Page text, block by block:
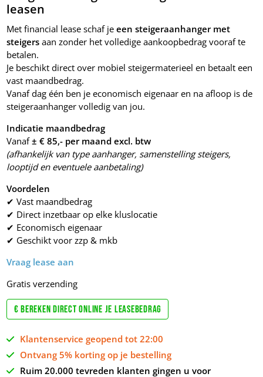
leasen
Met financial lease schaf jeeen steigeraanhanger met
steigers aan zonder het volledige aankoopbedrag vooraf te
betalen.
Je beschikt direct over mobiel steigermaterieel en betaalt een
vast maandbedrag.
Vanaf dag één ben je economisch eigenaar en na afloop is de
steigeraanhanger volledig van jou.
Indicatie maandbedrag
Vanaf± € 85,- per maand excl. btw
(afhankelijk van type aanhanger, samenstelling steigers,
looptijd en eventuele aanbetaling)
Voordelen
✔ Vast maandbedrag
✔ Direct inzetbaar op elke kluslocatie
✔ Economisch eigenaar
✔ Geschikt voor zzp & mkb
Vraag lease aan
Gratis verzending
€ Bereken direct online je leasebedrag
Klantenservice geopend tot 22:00
Ontvang 5% korting op je bestelling
Ruim 20.000 tevreden klanten gingen u voor